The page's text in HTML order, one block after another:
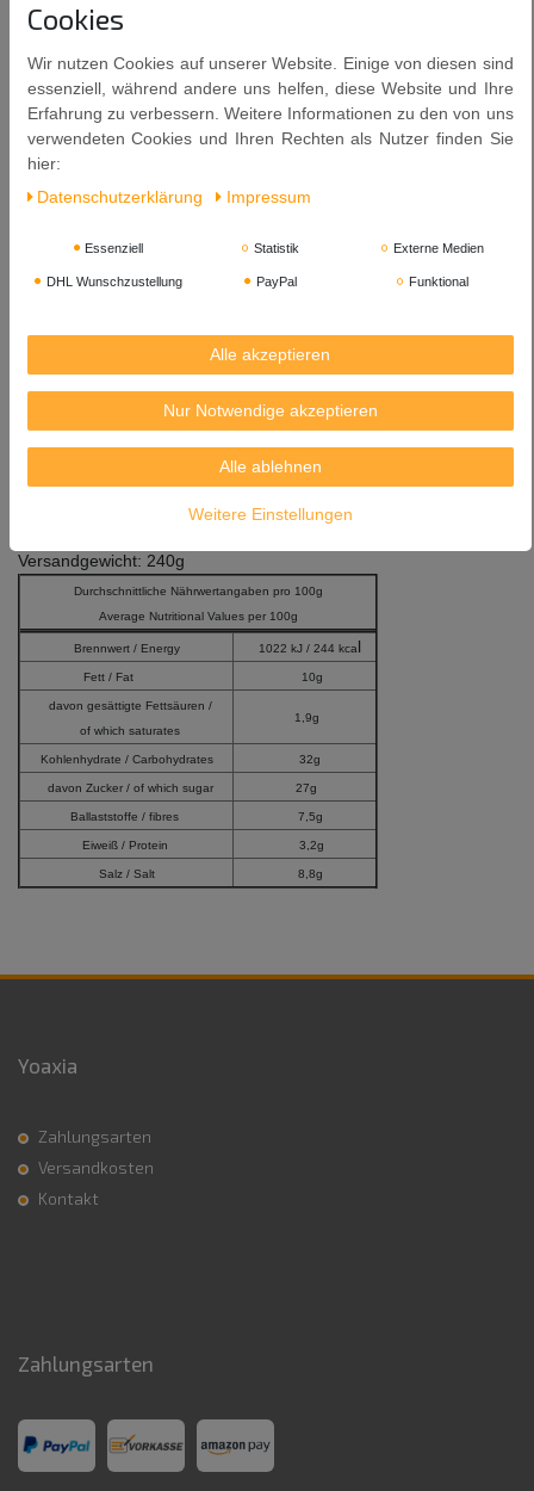
Vor direktem Sonnenlicht geschützt aufbewahren.
Nach dem Öffnen sofort verbrauchen.
Inhalt: 50g x 3 = 150g
Mindestens haltbar bis: 19. 02. 2028
Herkunft: Thailand
under license from Cerebos Pacific Ltd.,
400 Orchard Road, #11-12,
Orchard Towers, Singapor 238875
Importeur:
Heuschen & Schrouff OFT B.V.,
6370KE Landgraaf - Holland
Versandgewicht: 240g
Durchschnittliche Nährwertangaben pro 100g
Average Nutritional Values per 100g
Brennwert / Energy 1022 kJ / 244 kcal
Fett / Fat 10g
davon gesättigte Fettsäuren /
of which saturates
1,9g
Kohlenhydrate / Carbohydrates 32g
davon Zucker / of which sugar 27g
Ballaststoffe / fibres 7,5g
Eiweiß / Protein 3,2g
Salz / Salt 8,8g
Yoaxia
Zahlungsarten
Versandkosten
Kontakt
Zahlungsarten
Cookies
Wir nutzen Cookies auf unserer Website. Einige von diesen sind
essenziell, während andere uns helfen, diese Website und Ihre
Erfahrung zu verbessern. Weitere Informationen zu den von uns
verwendeten Cookies und Ihren Rechten als Nutzer finden Sie
hier:
Daten­schutz­erklärung
Impressum
Essenziell Statistik Externe Medien
DHL Wunschzustellung PayPal Funktional
Alle akzeptieren
Nur Notwendige akzeptieren
Alle ablehnen
Weitere Einstellungen